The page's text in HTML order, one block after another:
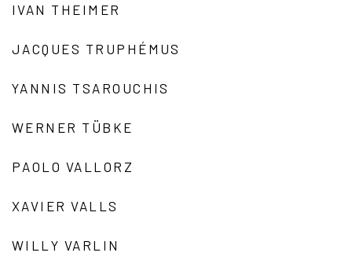
IVAN THEIMER
JACQUES TRUPHÉMUS
YANNIS TSAROUCHIS
WERNER TÜBKE
PAOLO VALLORZ
XAVIER VALLS
WILLY VARLIN